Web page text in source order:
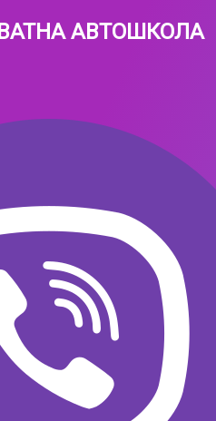
АВТОШКОЛА